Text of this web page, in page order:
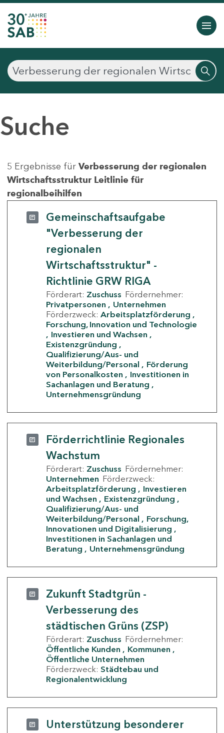
Suche
5 Ergebnisse für Verbesserung der regionalen
Wirtschaftsstruktur Leitlinie für
regionalbeihilfen
Gemeinschaftsaufgabe
"Verbesserung der
regionalen
Wirtschaftsstruktur" -
Richtlinie GRW RIGA
Förderart: Zuschuss Fördernehmer:
Privatpersonen
Unternehmen
Förderzweck: Arbeitsplatzförderung
Forschung, Innovation und Technologie
Investieren und Wachsen
Existenzgründung
Qualifizierung/Aus- und
Weiterbildung/Personal
Förderung
von Personalkosten
Investitionen in
Sachanlagen und Beratung
Unternehmensgründung
Förderrichtlinie Regionales
Wachstum
Förderart: Zuschuss Fördernehmer:
Unternehmen Förderzweck:
Arbeitsplatzförderung
Investieren
und Wachsen
Existenzgründung
Qualifizierung/Aus- und
Weiterbildung/Personal
Forschung,
Innovationen und Digitalisierung
Investitionen in Sachanlagen und
Beratung
Unternehmensgründung
Zukunft Stadtgrün -
Verbesserung des
städtischen Grüns (ZSP)
Förderart: Zuschuss Fördernehmer:
Öffentliche Kunden
Kommunen
Öffentliche Unternehmen
Förderzweck: Städtebau und
Regionalentwicklung
Unterstützung besonderer